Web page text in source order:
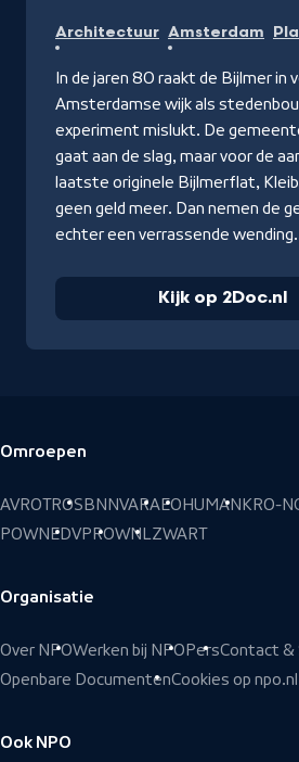
op
2Doc.nl
Architectuur Amsterdam
In de jaren 80 raakt de Bijlmer in
Amsterdamse wijk als
experiment mislukt. De
gaat aan de slag, maar voor de
laatste originele Bijlmerflat,
geen geld meer. Dan nemen de
echter een verrassende
Kijk op 2Doc.nl
Voettekst
Omroepen
AVROTROSBNNVARAEOHUMANKRO-
POWNEDVPROWNLZWART
Organisatie
Over NPOWerken bij NPO PersContact &
Openbare DocumentenCookies op npo.nl
Ook NPO